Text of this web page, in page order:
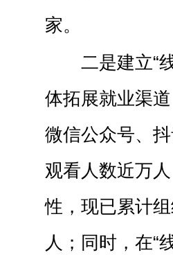
家。
二是建立“
体拓展就业渠
微信公众号、
观看人数近万
性，现已累计
人；同时，在“